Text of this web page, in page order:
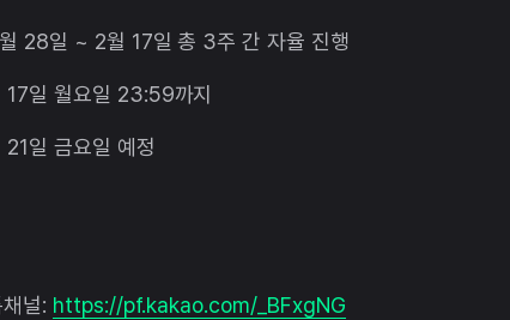
28일 ~ 2월 17일 총 3주 간 자율 진행
17일 월요일 23:59까지
일 금요일 예정
널: https://pf.kakao.com/_BFxgNG